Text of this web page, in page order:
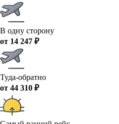
В одну сторону
от 14 247 ₽
Туда-обратно
от 44 310 ₽